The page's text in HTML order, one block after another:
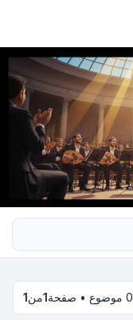
0 موضوع • صفحة 1من1